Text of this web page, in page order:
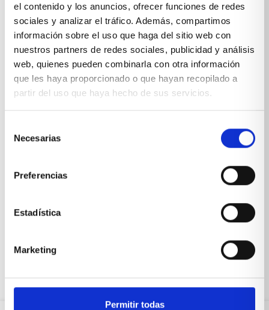
el contenido y los anuncios, ofrecer funciones de redes
sociales y analizar el tráfico. Además, compartimos
información sobre el uso que haga del sitio web con
nuestros partners de redes sociales, publicidad y análisis
web, quienes pueden combinarla con otra información
que les haya proporcionado o que hayan recopilado a
partir del uso que haya hecho de sus servicios.
Necesarias
Preferencias
Estadística
Marketing
Permitir todas